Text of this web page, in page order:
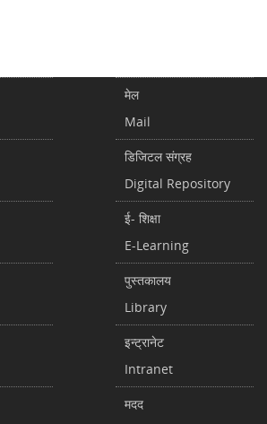
मेल
Mail
डिजिटल संग्रह
Digital Repository
ई- शिक्षा
E-Learning
पुस्तकालय
Library
इन्ट्रानेट
Intranet
मदद